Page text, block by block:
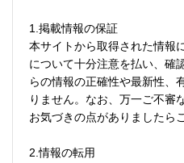
1.掲載情報の保証
本サイトから取得された情報
について十分注意を払い、確
らの情報の正確性や最新性、
りません。なお、万一ご不審
お気づきの点がありましたら
2.情報の転用